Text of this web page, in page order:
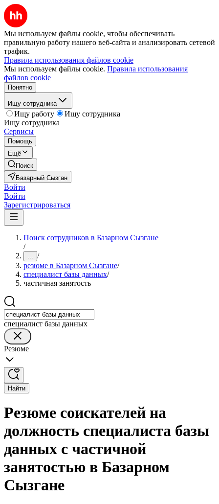
Мы используем файлы cookie, чтобы обеспечивать
правильную работу нашего веб-сайта и анализировать сетевой
трафик.
Правила использования файлов cookie
Мы используем файлы cookie. Правила использования
файлов cookie
Понятно
Ищу сотрудника
Ищу работу
Ищу сотрудника
Ищу сотрудника
Сервисы
Помощь
Ещё
Поиск
Базарный Сызган
Войти
Войти
Зарегистрироваться
Поиск сотрудников в Базарном Сызгане
/
... /
резюме в Базарном Сызгане/
специалист базы данных/
частичная занятость
специалист базы данных
Резюме
Найти
Резюме соискателей на
должность специалиста базы
данных с частичной
занятостью в Базарном
Сызгане